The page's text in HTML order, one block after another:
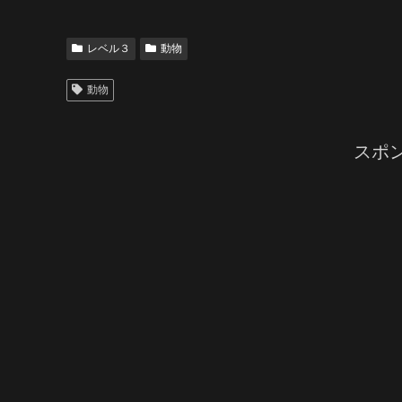
レベル３ 動物
動物
スポ